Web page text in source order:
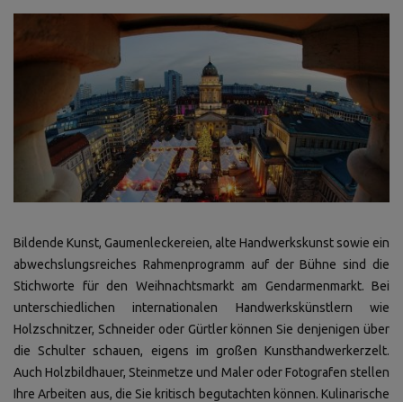
Bildende Kunst, Gaumenleckereien, alte Handwerkskunst sowie ein
abwechslungsreiches Rahmenprogramm auf der Bühne sind die
Stichworte für den Weihnachtsmarkt am Gendarmenmarkt. Bei
unterschiedlichen internationalen Handwerkskünstlern wie
Holzschnitzer, Schneider oder Gürtler können Sie denjenigen über
die Schulter schauen, eigens im großen Kunsthandwerkerzelt.
Auch Holzbildhauer, Steinmetze und Maler oder Fotografen stellen
Ihre Arbeiten aus, die Sie kritisch begutachten können. Kulinarische